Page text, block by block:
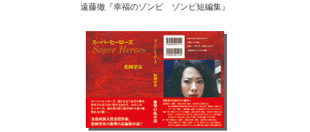
遠藤徹『幸福のゾンビ ゾンビ短編集』